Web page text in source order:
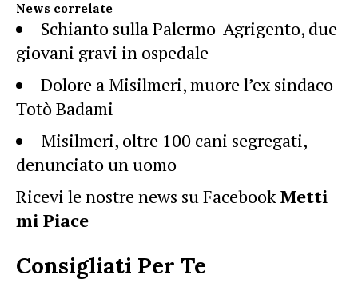
News correlate
Schianto sulla Palermo-Agrigento, due
giovani gravi in ospedale
Dolore a Misilmeri, muore l’ex sindaco
Totò Badami
Misilmeri, oltre 100 cani segregati,
denunciato un uomo
Ricevi le nostre news su FacebookMetti
mi Piace
Consigliati Per Te